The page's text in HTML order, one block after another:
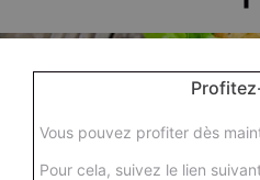
Vous pouvez profiter dès
Pour cela, suivez le lien